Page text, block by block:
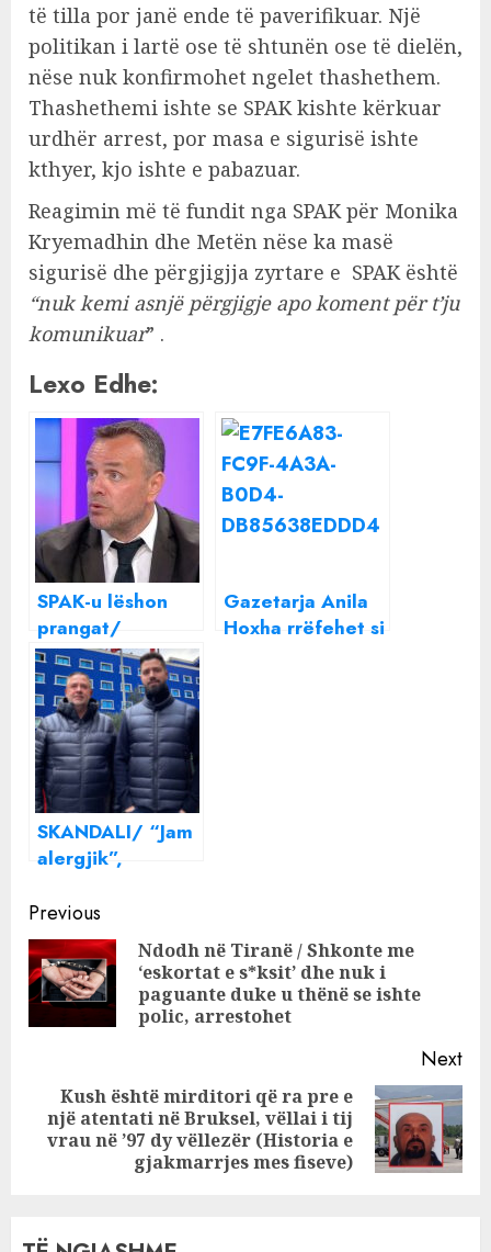
të tilla por janë ende të paverifikuar. Një
politikan i lartë ose të shtunën ose të dielën,
nëse nuk konfirmohet ngelet thashethem.
Thashethemi ishte se SPAK kishte kërkuar
urdhër arrest, por masa e sigurisë ishte
kthyer, kjo ishte e pabazuar.
Reagimin më të fundit nga SPAK për Monika
Kryemadhin dhe Metën nëse ka masë
sigurisë dhe përgjigjja zyrtare e SPAK është
“nuk kemi asnjë përgjigje apo koment për t’ju
komunikuar” .
Lexo Edhe:
SPAK-u lëshon
prangat/
Eksperti: Kush
është politikani
që do që të
arratiset në
Hungari?
Gazetarja Anila
Hoxha rrëfehet si
SKANDALI/ “Jam
alergjik”,
Hoxha ironizon
djalin e Samir
Manes. Ngjarja
ende MISTER
Continue
Reading
Previous
Ndodh në Tiranë / Shkonte me
‘eskortat e s*ksit’ dhe nuk i
paguante duke u thënë se ishte
polic, arrestohet
Next
Next
post:
Kush është mirditori që ra pre e
një atentati në Bruksel, vëllai i tij
vrau në ’97 dy vëllezër (Historia e
gjakmarrjes mes fiseve)